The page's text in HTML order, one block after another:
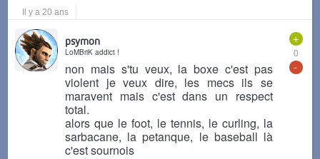
Il y a 20 ans
+
0
-
psymon
LoMBriK addict !
non mais s'tu veux, la boxe c'est pas
violent je veux dire, les mecs ils se
maravent mais c'est dans un respect
total.
alors que le foot, le tennis, le curling, la
sarbacane, la petanque, le baseball là
c'est sournois